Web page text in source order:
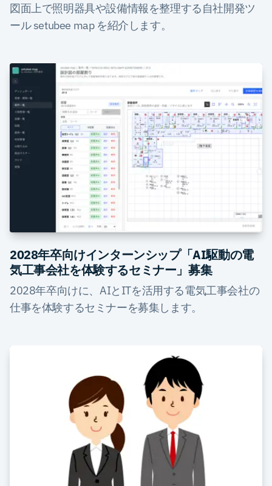
図面上で照明器具や設備情報を整理する自社開発ツ
ール setubee map を紹介します。
2028年卒向けインターンシップ「AI駆動の電
気工事会社を体験するセミナー」募集
2028年卒向けに、AIとITを活用する電気工事会社の
仕事を体験するセミナーを募集します。